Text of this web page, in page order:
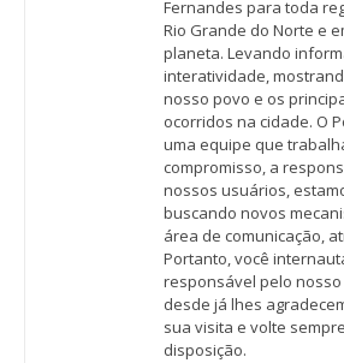
Fernandes para toda
Rio Grande do Norte e
planeta. Levando
interatividade,
nosso povo e os
ocorridos na cidade. O
uma equipe que
compromisso, a
nossos usuários,
buscando novos
área de comunicação,
Portanto, você
responsável pelo
desde já lhes
sua visita e volte
disposição.